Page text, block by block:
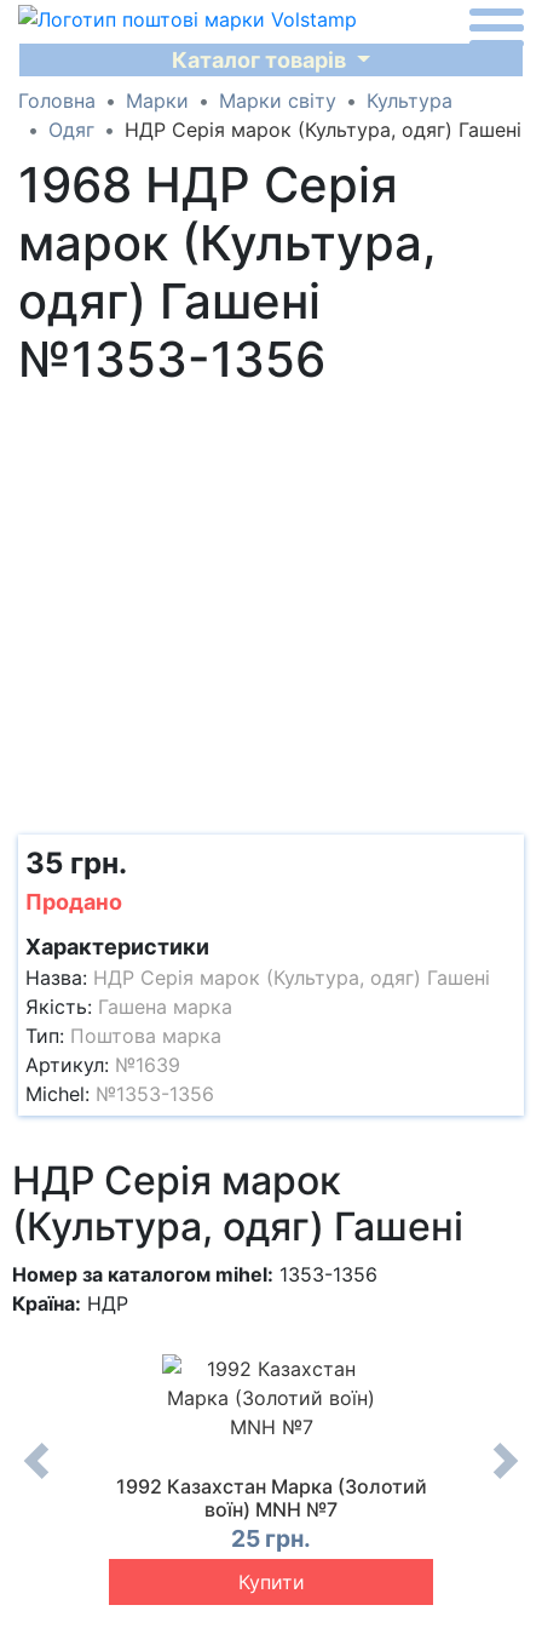
Каталог товарів
Головна Марки Марки світу
Культура
Одяг
НДР Серія марок (Культура, одяг) Гашені
1968 НДР Серія
марок (Культура,
одяг) Гашені
№1353-1356
35 грн.
Продано
Характеристики
Назва: НДР Серія марок (Культура, одяг) Гашені
Якість: Гашена марка
Тип: Поштова марка
Артикул: №1639
Michel: №1353-1356
НДР Серія марок
(Культура, одяг) Гашені
Номер за каталогом mihel: 1353-1356
Країна: НДР
1992 Казахстан Марка (Золотий
воїн) MNH №7
25 грн.
Купити